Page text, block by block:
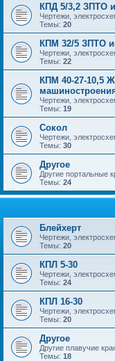
КПД 5/3,2 ЗПТО
Чертежи,
Темы: 20
КПМ 32/5 ЗПТО
Чертежи,
Темы: 22
КПМ 40-27-10,5
Чертежи,
Темы: 19
Сокол
Чертежи,
Темы: 30
Другое
Другие портальные
Темы: 24
Блейхерт
Чертежи,
Темы: 20
КПЛ 5-30
Чертежи,
Темы: 24
КПЛ 16-30
Чертежи,
Темы: 20
Другое
Другие плавучие
Темы: 18